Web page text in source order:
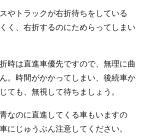
やトラックが右折待ちをしている
く、右折するのにためらってしまい
時は直進車優先ですので、無理に曲
。時間がかかってしまい、後続車か
ても、無視して待ちましょう。
なのに直進してくる車もいますの
にじゅうぶん注意してください。